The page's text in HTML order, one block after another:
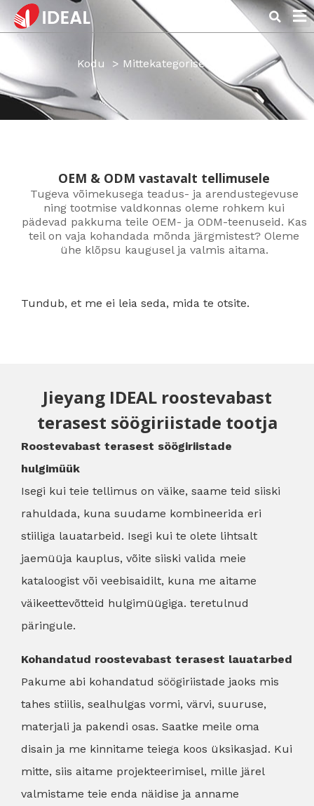
Kodu Mittekategoriseeritud
OEM & ODM vastavalt tellimusele
Tugeva võimekusega teadus- ja arendustegevuse
ning tootmise valdkonnas oleme rohkem kui
pädevad pakkuma teile OEM- ja ODM-teenuseid. Kas
teil on vaja kohandada mõnda järgmistest? Oleme
ühe klõpsu kaugusel ja valmis aitama.
Tundub, et me ei leia seda, mida te otsite.
Jieyang IDEAL roostevabast
terasest söögiriistade tootja
Roostevabast terasest söögiriistade
hulgimüük
Isegi kui teie tellimus on väike, saame teid siiski
rahuldada, kuna suudame kombineerida eri
stiiliga lauatarbeid. Isegi kui te olete lihtsalt
jaemüüja kauplus, võite siiski valida meie
kataloogist või veebisaidilt, kuna me aitame
väikeettevõtteid hulgimüügiga. teretulnud
päringule.
Kohandatud roostevabast terasest lauatarbed
Pakume abi kohandatud söögiriistade jaoks mis
tahes stiilis, sealhulgas vormi, värvi, suuruse,
materjali ja pakendi osas. Saatke meile oma
disain ja me kinnitame teiega koos üksikasjad. Kui
mitte, siis aitame projekteerimisel, mille järel
valmistame teie enda näidise ja anname